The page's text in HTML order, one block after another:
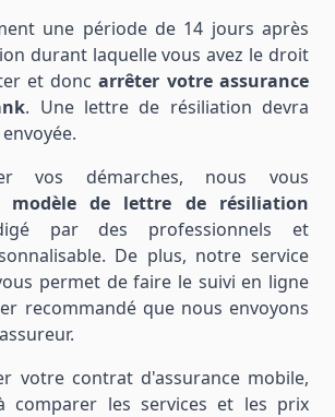
une période de 14 jours après
durant laquelle vous avez le droit
et doncarrêter votre assurance
. Une lettre de résiliation devra
vos démarches, nous vous
modèle de lettre de résiliation
par des professionnels et
De plus, notre service
permet de faire le suivi en ligne
recommandé que nous envoyons
votre contrat d'assurance mobile,
comparer les services et les prix